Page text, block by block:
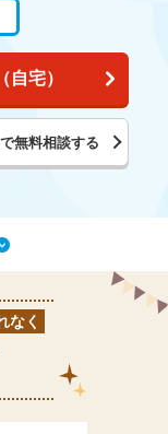
宅）
無料相談する
なく